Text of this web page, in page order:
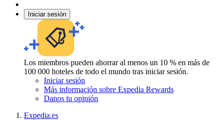
Iniciar sesión
Los miembros pueden ahorrar al menos un 10 % en más de
100 000 hoteles de todo el mundo tras iniciar sesión.
Iniciar sesión
Más información sobre Expedia Rewards
Danos tu opinión
Expedia.es